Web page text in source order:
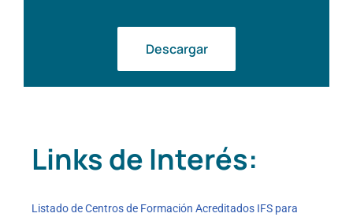
Descargar
Links de Interés:
Listado de Centros de Formación Acreditados IFS para